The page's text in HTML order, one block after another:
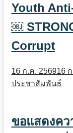
Youth
￼
Corrupt
16 ก.ค. 256916
ประชาสัมพันธ์
ขอแสดงค